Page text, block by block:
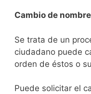
Cambio de
Se trata de un
ciudadano puede
orden de éstos o
Puede solicitar el